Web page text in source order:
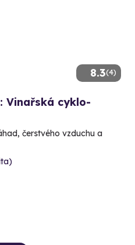
8.3(4)
Vinařská cyklo-
čerstvého vzduchu a